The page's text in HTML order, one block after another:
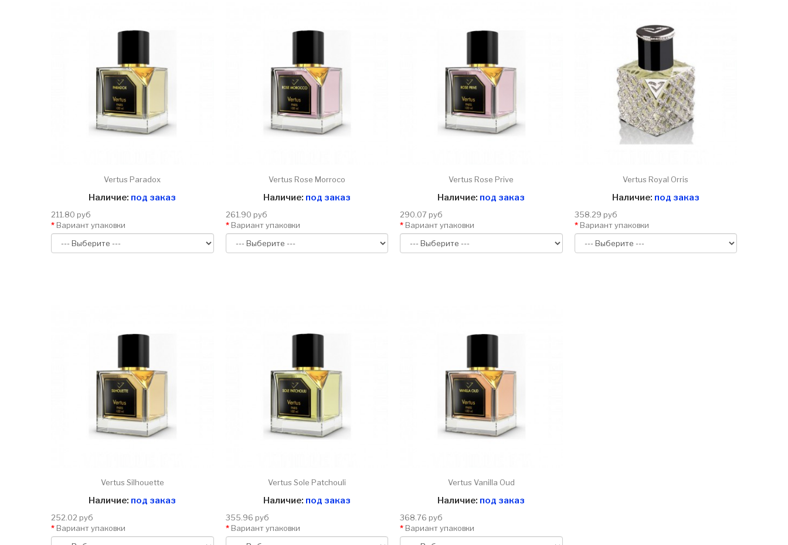
Vertus Paradox
Наличие: под заказ
211.80 руб
Вариант упаковки
Vertus Rose Morroco
Наличие: под заказ
261.90 руб
Вариант упаковки
Vertus Rose Prive
Наличие: под заказ
290.07 руб
Вариант упаковки
Vertus Royal Orris
Наличие: под заказ
358.29 руб
Вариант упаковки
Vertus Silhouette
Наличие: под заказ
252.02 руб
Вариант упаковки
Vertus Sole Patchouli
Наличие: под заказ
355.96 руб
Вариант упаковки
Vertus Vanilla Oud
Наличие: под заказ
368.76 руб
Вариант упаковки